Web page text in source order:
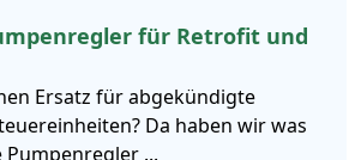
für Retrofit und
Ersatz für abgekündigte
Da haben wir was
Pumpenregler ...